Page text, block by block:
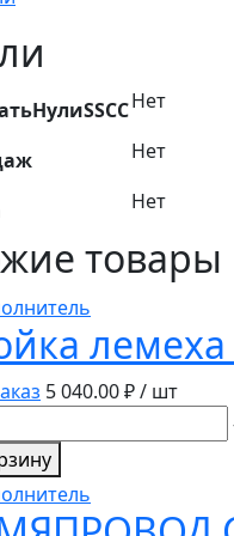
Нет
Нет
Нет
товары
5 040.00₽ / шт